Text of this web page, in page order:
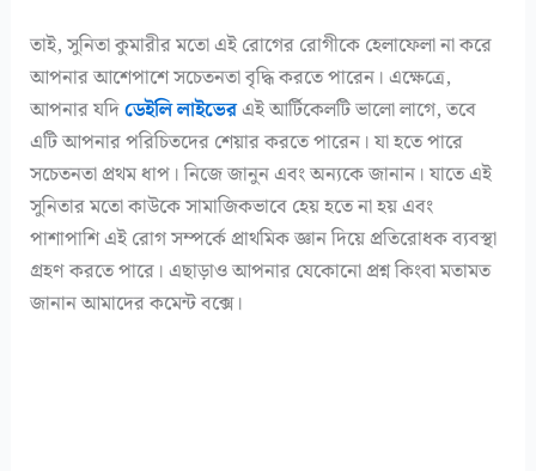
তাই, সুনিতা কুমারীর মতো এই রোগের রোগীকে হেলাফেলা না করে
আপনার আশেপাশে সচেতনতা বৃদ্ধি করতে পারেন। এক্ষেত্রে,
আপনার যদিডেইলি লাইভেরএই আর্টিকেলটি ভালো লাগে, তবে
এটি আপনার পরিচিতদের শেয়ার করতে পারেন। যা হতে পারে
সচেতনতা প্রথম ধাপ। নিজে জানুন এবং অন্যকে জানান। যাতে এই
সুনিতার মতো কাউকে সামাজিকভাবে হেয় হতে না হয় এবং
পাশাপাশি এই রোগ সম্পর্কে প্রাথমিক জ্ঞান দিয়ে প্রতিরোধক ব্যবস্থা
গ্রহণ করতে পারে। এছাড়াও আপনার যেকোনো প্রশ্ন কিংবা মতামত
জানান আমাদের কমেন্ট বক্সে।